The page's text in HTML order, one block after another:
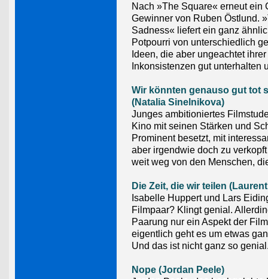
Nach »The Square« erneut ein
Gewinner von Ruben Östlund.
Sadness« liefert ein ganz
Potpourri von unterschiedlich
Ideen, die aber ungeachtet ihrer
Inkonsistenzen gut unterhalten
Wir könnten genauso gut tot
(Natalia Sinelnikova)
Junges ambitioniertes
Kino mit seinen Stärken und
Prominent besetzt, mit
aber irgendwie doch zu
weit weg von den Menschen,
Die Zeit, die wir teilen
Isabelle Huppert und Lars
Filmpaar? Klingt genial.
Paarung nur ein Aspekt der
eigentlich geht es um etwas
Und das ist nicht ganz so
Nope (Jordan Peele)